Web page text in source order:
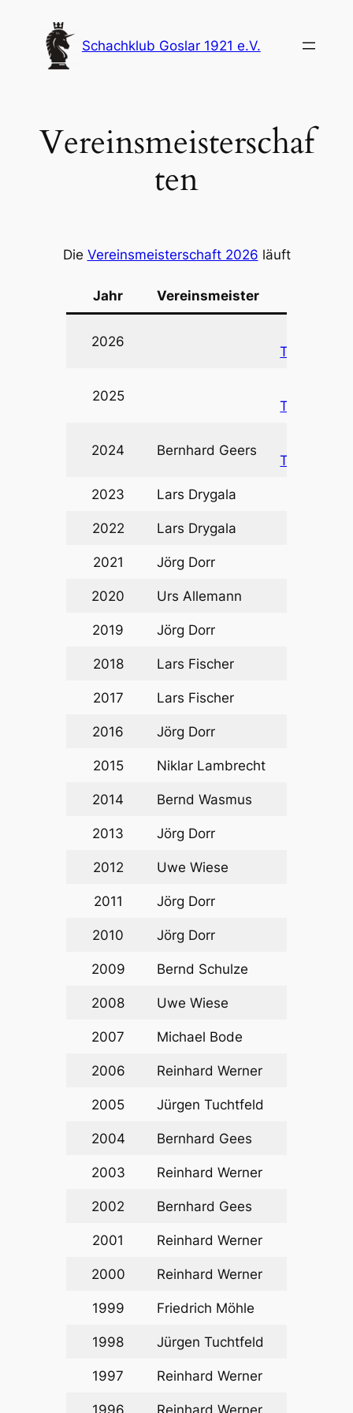
springen
Schachklub Goslar 1921 e.V.
Vereinsmeisterschaf
ten
Die Vereinsmeisterschaft 2026 läuft
Jahr Vereinsmeister
2026
Turnier
2025
Turnier
2024 Bernhard Geers
Turnier
2023 Lars Drygala
2022 Lars Drygala
2021 Jörg Dorr
2020 Urs Allemann
2019 Jörg Dorr
2018 Lars Fischer
2017 Lars Fischer
2016 Jörg Dorr
2015 Niklar Lambrecht
2014 Bernd Wasmus
2013 Jörg Dorr
2012 Uwe Wiese
2011 Jörg Dorr
2010 Jörg Dorr
2009 Bernd Schulze
2008 Uwe Wiese
2007 Michael Bode
2006 Reinhard Werner
2005 Jürgen Tuchtfeld
2004 Bernhard Gees
2003 Reinhard Werner
2002 Bernhard Gees
2001 Reinhard Werner
2000 Reinhard Werner
1999 Friedrich Möhle
1998 Jürgen Tuchtfeld
1997 Reinhard Werner